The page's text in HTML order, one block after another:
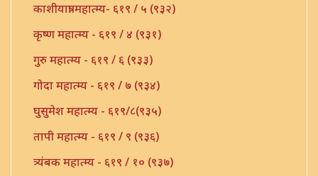
काशीयात्रा महात्म्य- ६१९ / ५ (९३२)
कृष्ण महात्म्य - ६१९ / ४ (९३१)
गुरु महात्म्य - ६१९ / ६ (९३३)
गोदा महात्म्य - ६१९ / ७ (९३४)
घुसुमेश महात्म्य - ६१९/८(९३५)
तापी महात्म्य - ६१९ / ९ (९३६)
त्र्यंबक महात्म्य - ६१९ / १० (९३७)